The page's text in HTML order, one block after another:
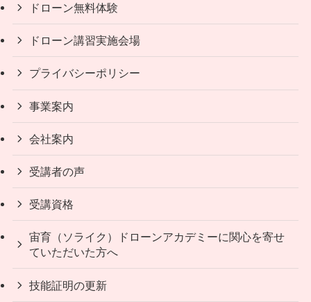
ドローン無料体験
ドローン講習実施会場
プライバシーポリシー
事業案内
会社案内
受講者の声
受講資格
宙育（ソライク）ドローンアカデミーに関心を寄せ
ていただいた方へ
技能証明の更新